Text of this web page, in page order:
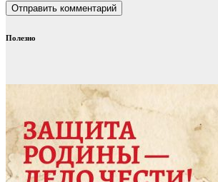
Полезно